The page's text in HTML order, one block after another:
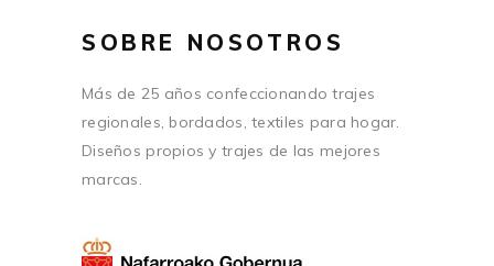
SOBRE NOSOTROS
Más de 25 años confeccionando trajes
regionales, bordados, textiles para hogar.
Diseños propios y trajes de las mejores
marcas.